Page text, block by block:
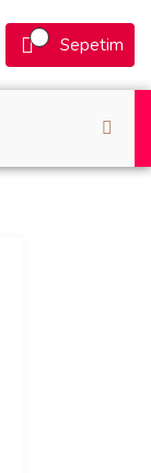
Sepetim